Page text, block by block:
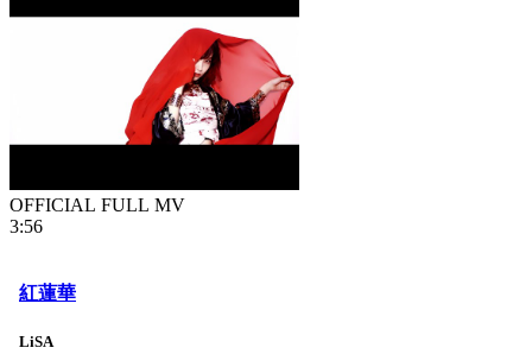
OFFICIAL FULL MV
3:56
紅蓮華
LiSA